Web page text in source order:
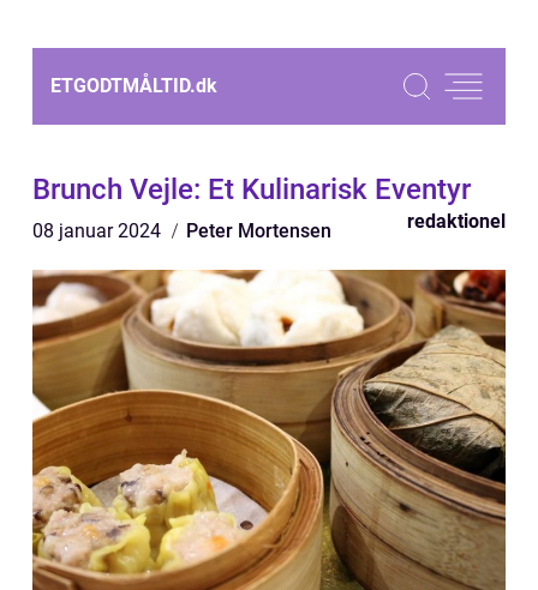
ETGODTMÅLTID.dk
Brunch Vejle: Et Kulinarisk Eventyr
08 januar 2024 Peter Mortensen redaktionel